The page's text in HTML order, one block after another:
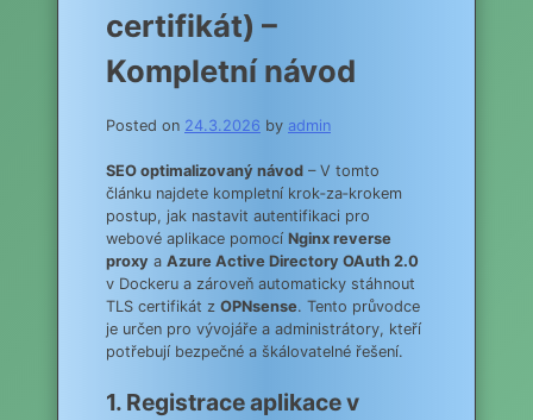
certifikát) –
Kompletní návod
Posted on 24.3.2026 by admin
SEO optimalizovaný návod – V tomto
článku najdete kompletní krok‑za‑krokem
postup, jak nastavit autentifikaci pro
webové aplikace pomocí Nginx reverse
proxy a Azure Active Directory OAuth 2.0
v Dockeru a zároveň automaticky stáhnout
TLS certifikát z OPNsense. Tento průvodce
je určen pro vývojáře a administrátory, kteří
potřebují bezpečné a škálovatelné řešení.
1. Registrace aplikace v